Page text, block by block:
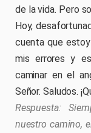
de la vida. Pero
Hoy,
cuenta que
mis errores y
caminar en el
Señor. Saludos.
nuestro camino,